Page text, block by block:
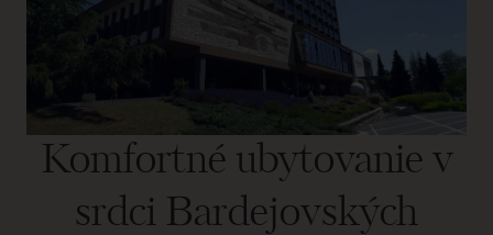
Komfortné ubytovanie v
srdci Bardejovských